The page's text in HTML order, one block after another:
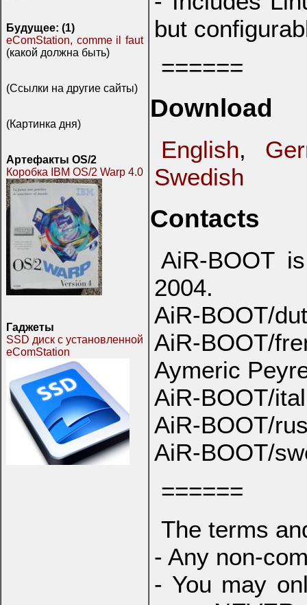
Будущее: (1)
eComStation, comme il faut
(какой должна быть)
(Ссылки на другие сайты)
(Картинка дня)
Артефакты OS/2
Коробка IBM OS/2 Warp 4.0
Гаджеты
SSD диск с установленной
eComStation
but
======
Download
English,
Swedish
Contacts
AiR-BOOT
2004.
AiR-BOOT/
AiR-BOOT/
Aymeric
AiR-BOOT/
AiR-BOOT/
AiR-BOOT/
======
The terms
- Any non-
- You may